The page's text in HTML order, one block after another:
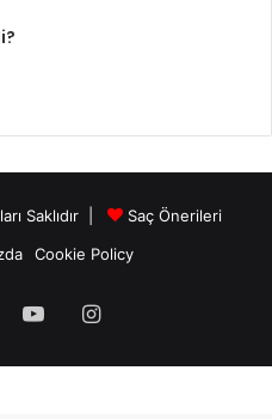
Saklıdır |
Saç Önerileri
Cookie Policy
YouTubeInstagram